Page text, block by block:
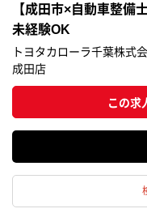
【成田市×自動車整備
未経験OK
トヨタカローラ千葉株式
成田店
この求